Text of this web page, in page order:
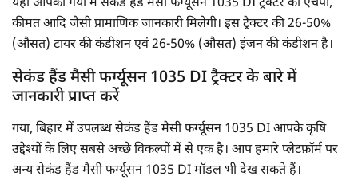
कीमत आदि जैसी प्रामाणिक जानकारी मिलेगी। इस ट्रैक्टर की 26-50%
(औसत) टायर की कंडीशन एवं 26-50% (औसत) इंजन की कंडीशन है।
सेकंड हैंड मैसी फर्ग्यूसन 1035 DI ट्रैक्टर के बारे में
जानकारी प्राप्त करें
गया, बिहार में उपलब्ध सेकंड हैंड मैसी फर्ग्यूसन 1035 DI आपके कृषि
उद्देश्यों के लिए सबसे अच्छे विकल्पों में से एक है। आप हमारे प्लेटफ़ॉर्म पर
अन्य सेकंड हैंड मैसी फर्ग्यूसन 1035 DI मॉडल भी देख सकते हैं।